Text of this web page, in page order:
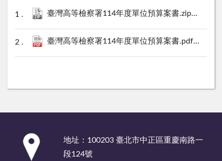
臺灣高等檢察署114年度單位預算案書.zip 37 KB
臺灣高等檢察署114年度單位預算案書.pdf 3040 KB
地址：100203 臺北市中正區重慶南路一
段124號